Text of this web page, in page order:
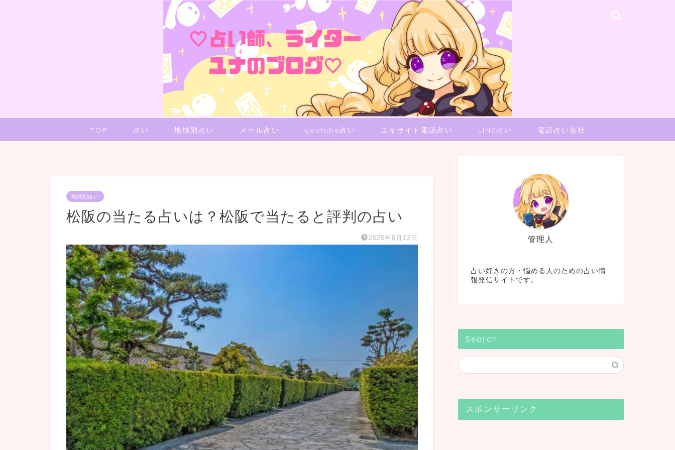
TOP 占い 地域別占い メール占い youtube占い エキサイト電話占い LINE占い 電話占い会社
地域別占い
松阪の当たる占いは？松阪で当たると評判の占い
2025年8月12日 管理人
占い好きの方・悩める人のための占い情
報発信サイトです。
Search
スポンサーリンク